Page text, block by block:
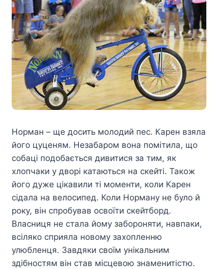
Норман – ще досить молодий пес. Карен взяла
його цуценям. Незабаром вона помітила, що
собаці подобається дивитися за тим, як
хлопчаки у дворі катаються на скейті. Також
його дуже цікавили ті моменти, коли Карен
сідала на велосипед. Коли Норману не було й
року, він спробував освоїти скейтборд.
Власниця не стала йому забороняти, навпаки,
всіляко сприяла новому захопленню
улюбленця. Завдяки своїм унікальним
здібностям він став місцевою знаменитістю.